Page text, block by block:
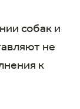
собак и
не
к